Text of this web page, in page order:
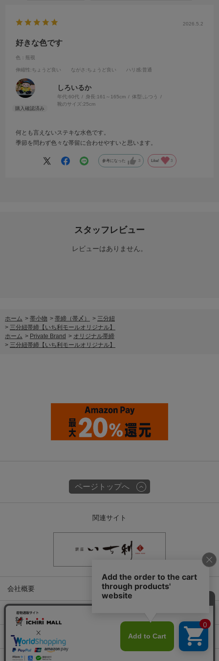
2026.5.2
好きな色です
色：瓶覗
伸縮性:ちょうど良い ながさ :ちょうど良い ハリ感:普通
しろいるか
年代:60代 身長:161～165cm 体型:ふつう
靴のサイズ:25cm
何とも言えないステキな水色です。
季節を問わず色々な帯留に合わせやすいと思います。
参考になった 3 Like! 3
スタッフレビュー
レビューはありません。
ホーム > 帯小物 > 帯締（帯〆） > 三分紐
> 三分紐帯締【いち利モールオリジナル】
ホーム > Private Brand > オリジナル帯締
> 三分紐帯締【いち利モールオリジナル】
ページトップへ
関連サイト
会社概要
古物営業許可
特定商取引に関する表記